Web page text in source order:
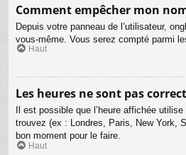
Comment empêcher mon
Depuis votre panneau de l’utilisateur,
vous-même. Vous serez compté parmi
Haut
Les heures ne sont pas
Il est possible que l’heure affichée
trouvez (ex : Londres, Paris, New York,
bon moment pour le faire.
Haut